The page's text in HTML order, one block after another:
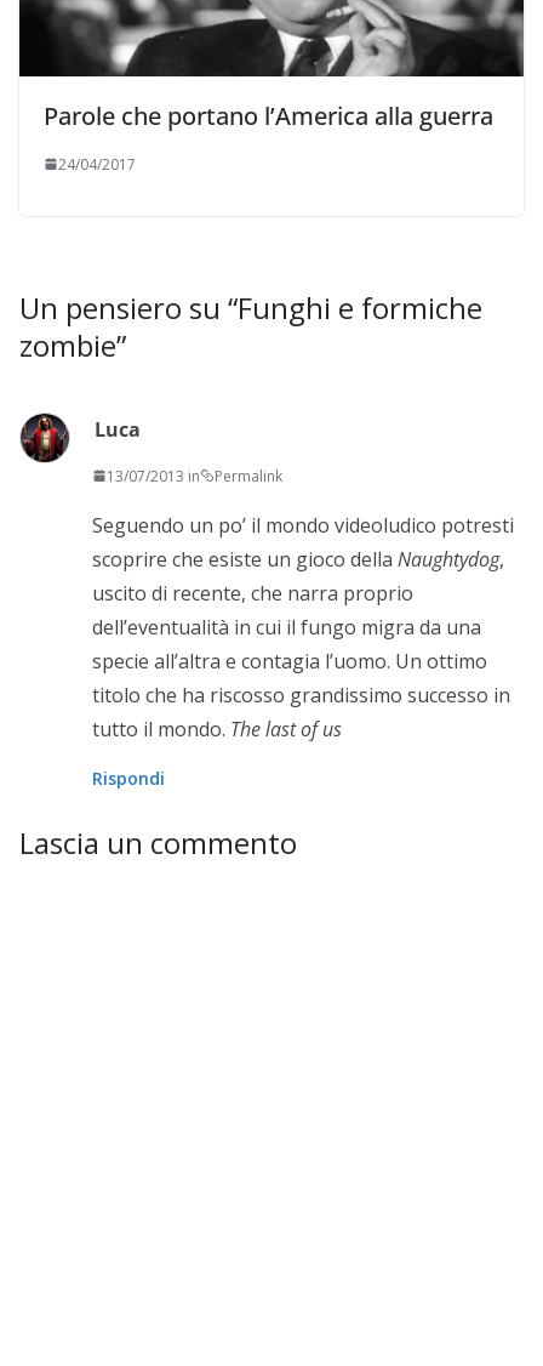
Parole che portano l’America alla guerra
24/04/2017
Un pensiero su “Funghi e formiche
zombie”
Luca
13/07/2013 in Permalink
Seguendo un po’ il mondo videoludico potresti
scoprire che esiste un gioco della Naughtydog,
uscito di recente, che narra proprio
dell’eventualità in cui il fungo migra da una
specie all’altra e contagia l’uomo. Un ottimo
titolo che ha riscosso grandissimo successo in
tutto il mondo. The last of us
Rispondi
Lascia un commento